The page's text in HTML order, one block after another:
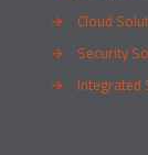
→
Cloud
→
Security
→
Integrated